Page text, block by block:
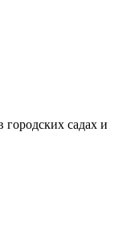
городских садах и